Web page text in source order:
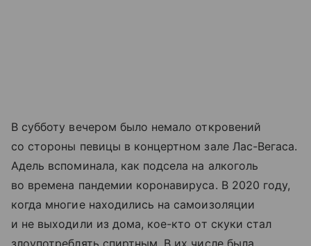
В субботу вечером было немало откровений
со стороны певицы в концертном зале Лас-Вегаса.
Адель вспоминала, как подсела на алкоголь
во времена пандемии коронавируса. В 2020 году,
когда многие находились на самоизоляции
и не выходили из дома, кое-кто от скуки стал
злоупотреблять спиртным. В их числе была